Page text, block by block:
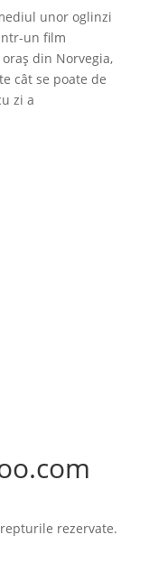
unor oglinzi
un film
din Norvegia,
cât se poate de
zi a
rezervate.